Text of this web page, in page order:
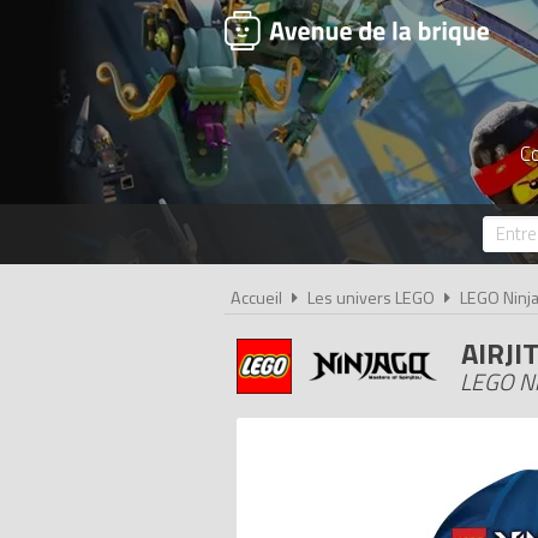
Accueil Les univers LEGO LEGO
LEGO